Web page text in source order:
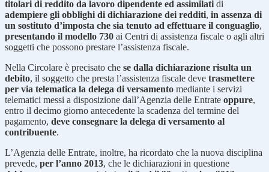
titolari di reddito da lavoro dipendente ed assimilati di
adempiere gli obblighi di dichiarazione dei redditi, in assenza di
un sostituto d’imposta che sia tenuto ad effettuare il conguaglio,
presentando il modello 730 ai Centri di assistenza fiscale o agli altri
soggetti che possono prestare l’assistenza fiscale.
Nella Circolare è precisato che se dalla dichiarazione risulta un
debito, il soggetto che presta l’assistenza fiscale deve trasmettere
per via telematica la delega di versamento mediante i servizi
telematici messi a disposizione dall’Agenzia delle Entrate oppure,
entro il decimo giorno antecedente la scadenza del termine del
pagamento, deve consegnare la delega di versamento al
contribuente.
L’Agenzia delle Entrate, inoltre, ha ricordato che la nuova disciplina
prevede, per l’anno 2013, che le dichiarazioni in questione